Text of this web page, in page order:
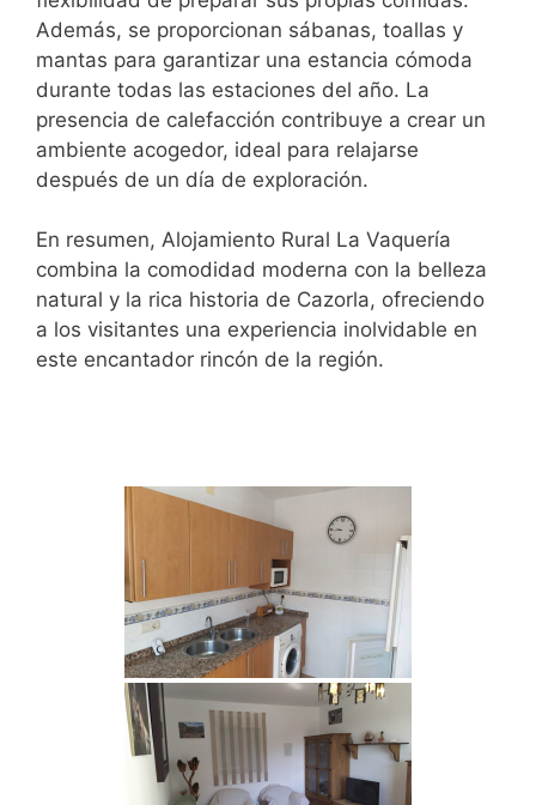
Además, se proporcionan sábanas, toallas y
mantas para garantizar una estancia cómoda
durante todas las estaciones del año. La
presencia de calefacción contribuye a crear un
ambiente acogedor, ideal para relajarse
después de un día de exploración.
En resumen, Alojamiento Rural La Vaquería
combina la comodidad moderna con la belleza
natural y la rica historia de Cazorla, ofreciendo
a los visitantes una experiencia inolvidable en
este encantador rincón de la región.